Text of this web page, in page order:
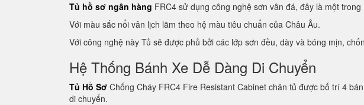
Tủ hồ sơ ngân hàng FRC4 sử dụng công nghệ sơn vân đá, đây là một
Với màu sắc nổi vân lịch lãm theo hệ màu tiêu chuẩn của Châu Âu.
Với công nghệ này Tủ sẽ được phủ bởi các lớp sơn đều, dày và bóng mịn,
Hệ Thống Bánh Xe Dễ Dàng Di Chuyển
Tủ Hồ Sơ Chống Cháy FRC4 Fire Resistant Cabinet chân tủ được bố trí 4
di chuyển.